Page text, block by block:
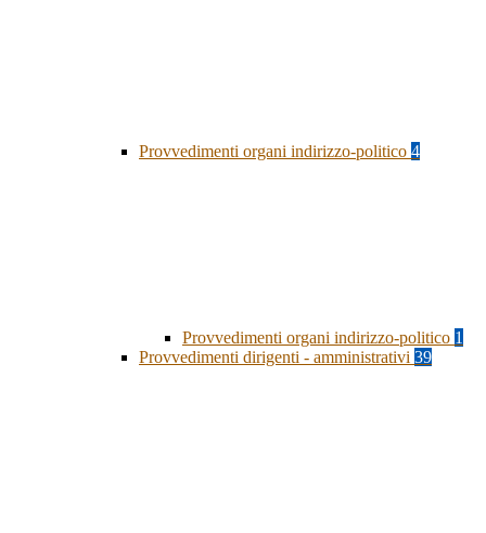
Provvedimenti organi indirizzo-politico 4
Provvedimenti organi indirizzo-politico 1
Provvedimenti dirigenti - amministrativi 39